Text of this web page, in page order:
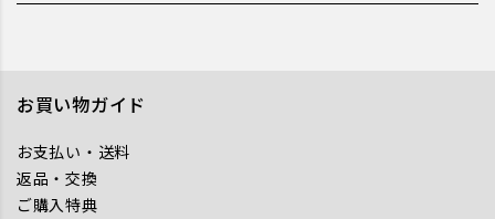
お買い物ガイド
お支払い・送料
返品・交換
ご購入特典